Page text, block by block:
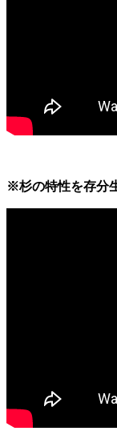
※杉の特性を存分